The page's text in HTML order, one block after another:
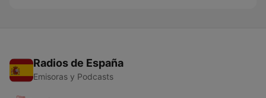
Radios de España
Emisoras y Podcasts